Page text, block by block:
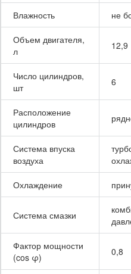
Влажность не
Объем двигателя,
л
12,9
Число цилиндров,
шт
6
Расположение
цилиндров
Система впуска
воздуха
Охлаждение
Система смазки
Фактор мощности
(cos φ)
0,8